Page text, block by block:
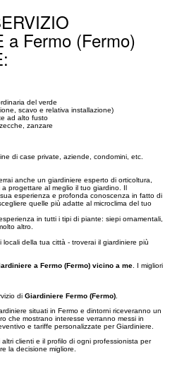
a Fermo (Fermo)
del verde
scavo e relativa installazione)
ad alto fusto
zanzare
di case private, aziende, condomini, etc.
anche un giardiniere esperto di orticoltura,
progettare al meglio il tuo giardino. Il
esperienza e profonda conoscenza in fatto di
quelle più adatte al microclima del tuo
in tutti i tipi di piante: siepi ornamentali,
altro.
locali della tua città - troverai il giardiniere più
a Fermo (Fermo) vicino a me. I migliori
di Giardiniere Fermo (Fermo).
situati in Fermo e dintorni riceveranno un
che mostrano interesse verranno messi in
e tariffe personalizzate per Giardiniere.
clienti e il profilo di ogni professionista per
la decisione migliore.